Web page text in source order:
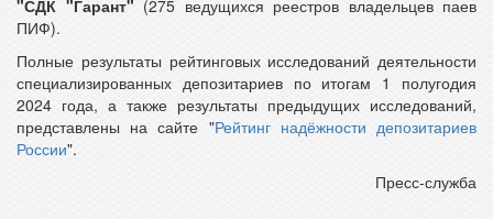
"СДК "Гарант" (275 ведущихся реестров владельцев паев
ПИФ).
Полные результаты рейтинговых исследований деятельности
специализированных депозитариев по итогам 1 полугодия
2024 года, а также результаты предыдущих исследований,
представлены на сайте "Рейтинг надёжности депозитариев
России".
Пресс-служба